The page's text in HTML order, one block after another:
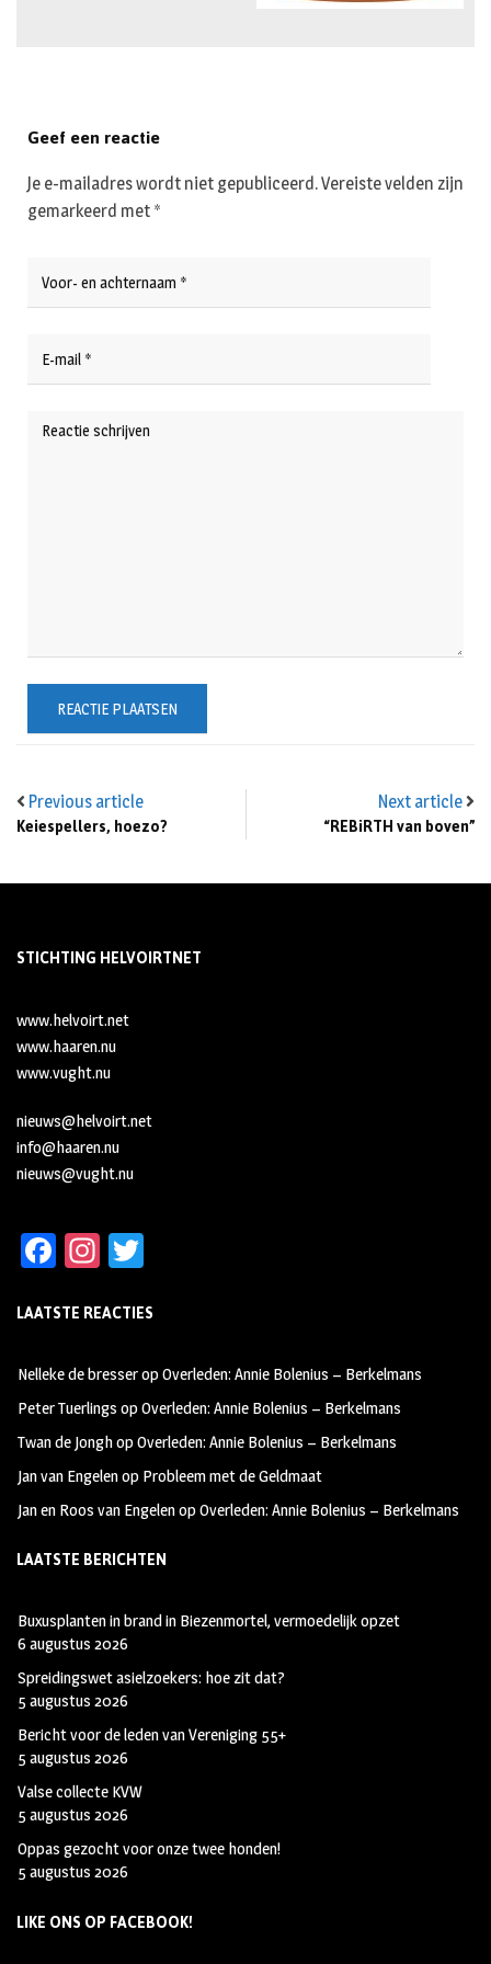
Previous article
Keiespellers, hoezo?
Next article
“REBiRTH van boven”
Geef een reactie
Je e-mailadres wordt niet gepubliceerd.Vereiste velden zijn
gemarkeerd met *
STICHTING HELVOIRTNET
www.helvoirt.net
www.haaren.nu
www.vught.nu
nieuws@helvoirt.net
info@haaren.nu
nieuws@vught.nu
Fa
b
oo
k
In
ag
m
tt
LAATSTE REACTIES
Nelleke de bresseropOverleden: Annie Bolenius – Berkelmans
Peter Tuerlings opOverleden: Annie Bolenius – Berkelmans
Twan de JonghopOverleden: Annie Bolenius – Berkelmans
Jan van Engelenop Probleem met de Geldmaat
Jan en Roos van EngelenopOverleden: Annie Bolenius – Berkelmans
LAATSTE BERICHTEN
Buxusplanten in brand in Biezenmortel, vermoedelijk opzet
6 augustus 2026
Spreidingswet asielzoekers: hoe zit dat?
5 augustus 2026
Bericht voor de leden van Vereniging 55+
5 augustus 2026
Valse collecte KVW
5 augustus 2026
Oppas gezocht voor onze twee honden!
5 augustus 2026
LIKE ONS OP FACEBOOK!